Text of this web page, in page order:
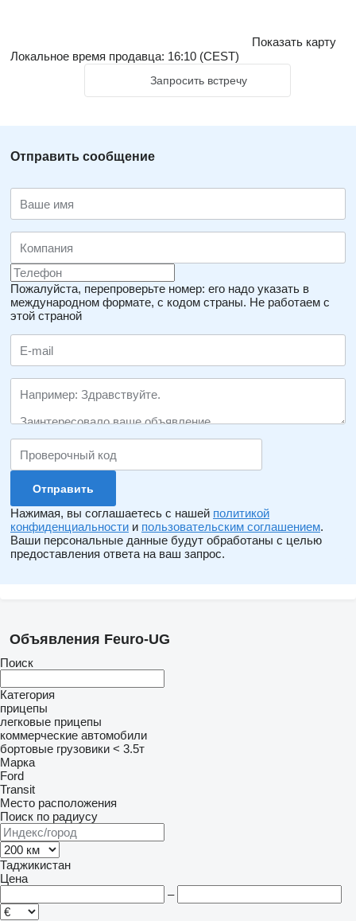
Показать карту
Локальное время продавца: 16:10 (CEST)
Запросить встречу
Отправить сообщение
Пожалуйста, перепроверьте номер: его надо указать в
международном формате, с кодом страны. Не работаем с
этой страной
Нажимая, вы соглашаетесь с нашей политикой
конфиденциальности и пользовательским соглашением.
Ваши персональные данные будут обработаны с целью
предоставления ответа на ваш запрос.
Объявления Feuro-UG
Поиск
Категория
прицепы
легковые прицепы
коммерческие автомобили
бортовые грузовики < 3.5т
Марка
Ford
Transit
Место расположения
Поиск по радиусу
Таджикистан
Цена
–